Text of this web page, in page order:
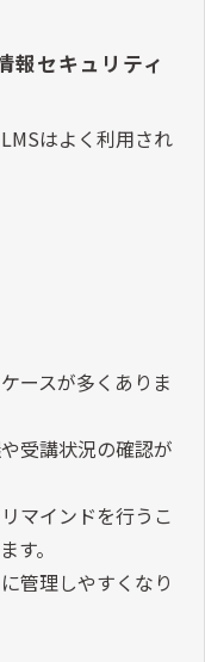
報セキュリティ
はよく利用され
ースが多くありま
受講状況の確認が
マインドを行うこ
す。
管理しやすくなり